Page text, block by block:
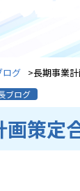
ログ 長期事業
ブログ
策定